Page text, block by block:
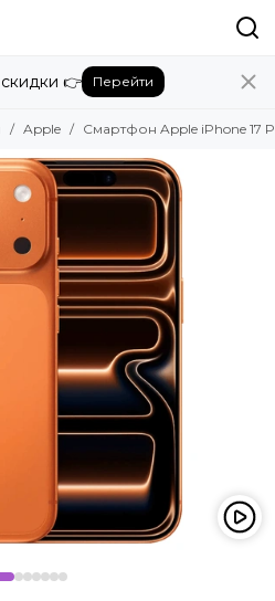
👉 Перейти
Apple Смартфон Apple iPhone 17